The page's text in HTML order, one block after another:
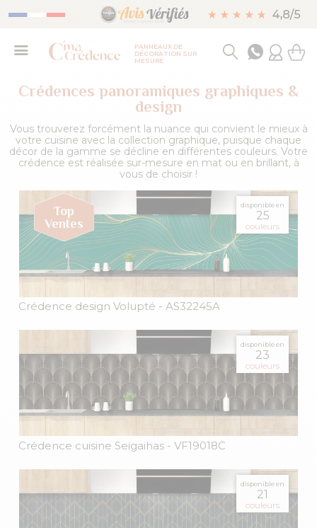
PANNEAUX DE
DÉCORATION SUR
MESURE
Crédences panoramiques graphiques &
design
Vous trouverez forcément la nuance qui convient le mieux à
votre cuisine avec la collection graphique, puisque chaque
décor de la gamme se décline en différentes couleurs. Votre
crédence est réalisée sur-mesure en mat ou en brillant, à
vous de choisir !
disponible en
25
couleurs
Crédence design Volupté - AS32245A
disponible en
23
couleurs
Crédence cuisine Seigaihas - VF19018C
disponible en
21
couleurs